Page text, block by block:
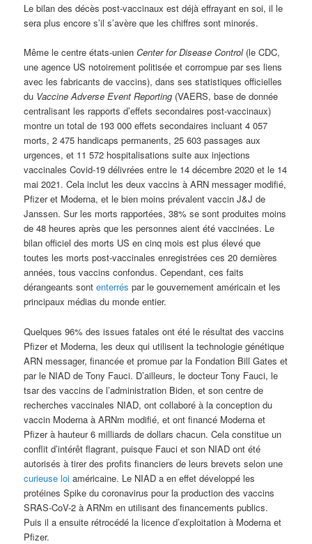
Le bilan des décès post-vaccinaux est déjà effrayant en soi, il le
sera plus encore s’il s’avère que les chiffres sont minorés.
Même le centre états-unienCenter for Disease Control(le CDC,
une agence US notoirement politisée et corrompue par ses liens
avec les fabricants de vaccins), dans ses statistiques officielles
du Vaccine Adverse Event Reporting (VAERS, base de donnée
centralisant les rapports d’effets secondaires post-vaccinaux)
montre un total de 193 000 effets secondaires incluant 4 057
morts, 2 475 handicaps permanents, 25 603 passages aux
urgences, et 11 572 hospitalisations suite aux injections
vaccinales Covid-19 délivrées entre le 14 décembre 2020 et le 14
mai 2021. Cela inclut les deux vaccins à ARN messager modifié,
Pfizer et Moderna, et le bien moins prévalent vaccin J&J de
Janssen. Sur les morts rapportées, 38% se sont produites moins
de 48 heures après que les personnes aient été vaccinées. Le
bilan officiel des morts US en cinq mois est plus élevé que
toutes les morts post-vaccinales enregistrées ces 20 dernières
années, tous vaccins confondus. Cependant, ces faits
dérangeants sontenterrés par le gouvernement américain et les
principaux médias du monde entier.
Quelques 96% des issues fatales ont été le résultat des vaccins
Pfizer et Moderna, les deux qui utilisent la technologie génétique
ARN messager, financée et promue par la Fondation Bill Gates et
par le NIAD de Tony Fauci. D’ailleurs, le docteur Tony Fauci, le
tsar des vaccins de l’administration Biden, et son centre de
recherches vaccinales NIAD, ont collaboré à la conception du
vaccin Moderna à ARNm modifié, et ont financé Moderna et
Pfizer à hauteur 6 milliards de dollars chacun. Cela constitue un
conflit d’intérêt flagrant, puisque Fauci et son NIAD ont été
autorisés à tirer des profits financiers de leurs brevets selon une
curieuse loi américaine. Le NIAD a en effet développé les
protéines Spike du coronavirus pour la production des vaccins
SRAS-CoV-2 à ARNm en utilisant des financements publics.
Puis il a ensuite rétrocédé la licence d’exploitation à Moderna et
Pfizer.